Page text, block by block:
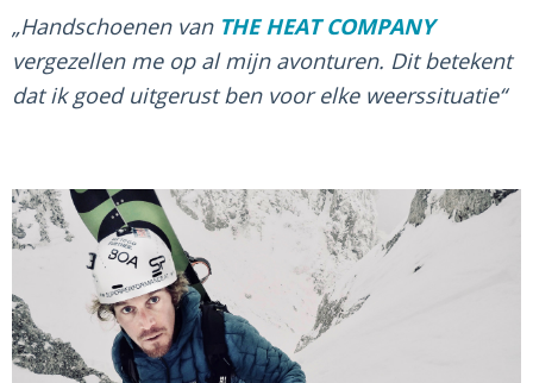
„Handschoenen van THE HEAT COMPANY
vergezellen me op al mijn avonturen. Dit betekent
dat ik goed uitgerust ben voor elke weerssituatie“